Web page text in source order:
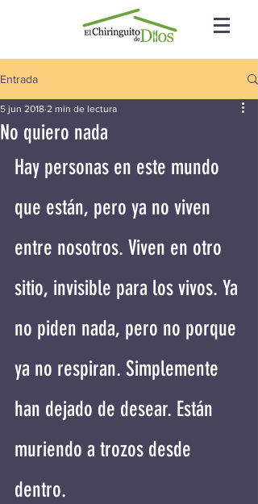
Entrada
No quiero nada
5 jun 2018 2 min de lectura
Hay personas en este mundo
que están, pero ya no viven
entre nosotros. Viven en otro
sitio, invisible para los vivos. Ya
no piden nada, pero no porque
ya no respiran. Simplemente
han dejado de desear. Están
muriendo a trozos desde
dentro.